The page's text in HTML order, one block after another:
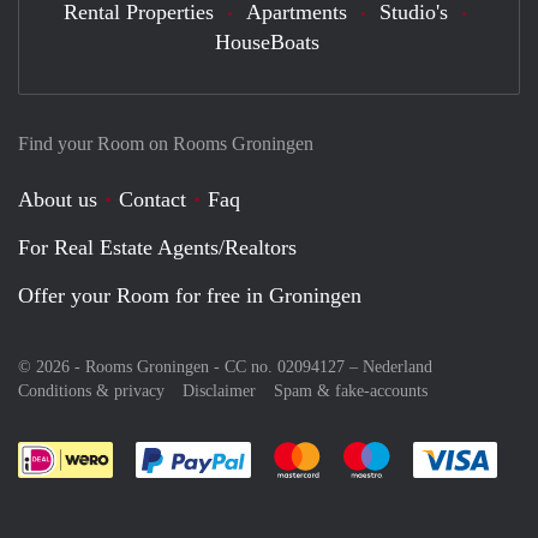
Find your Room on Rooms Groningen
About us Contact
Faq
For Real Estate Agents/Realtors
Offer your Room for free in Groningen
© 2026 - Rooms Groningen - CC no. 02094127 – Nederland
Conditions & privacy
Disclaimer Spam & fake-accounts
Pay easily with :payment method
Pay easily with :payment
Pay easily with
Rental Properties Apartments
Studio's
HouseBoats